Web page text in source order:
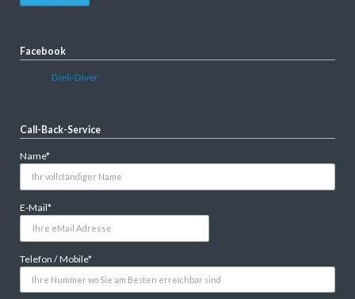
Facebook
Dieli-Diver
Call-Back-Service
Pflichtfeld
Name*
Pflichtfeld
E-Mail*
Pflichtfeld
Telefon / Mobile*